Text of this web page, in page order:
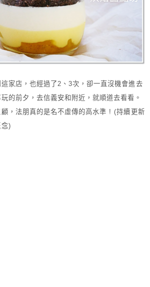
這家店，也經過了2、3次，卻一直沒機會進去
的前夕，去信義安和附近，就順道去看看。
，法朋真的是名不虛傳的高水準 ! (持續更新
)